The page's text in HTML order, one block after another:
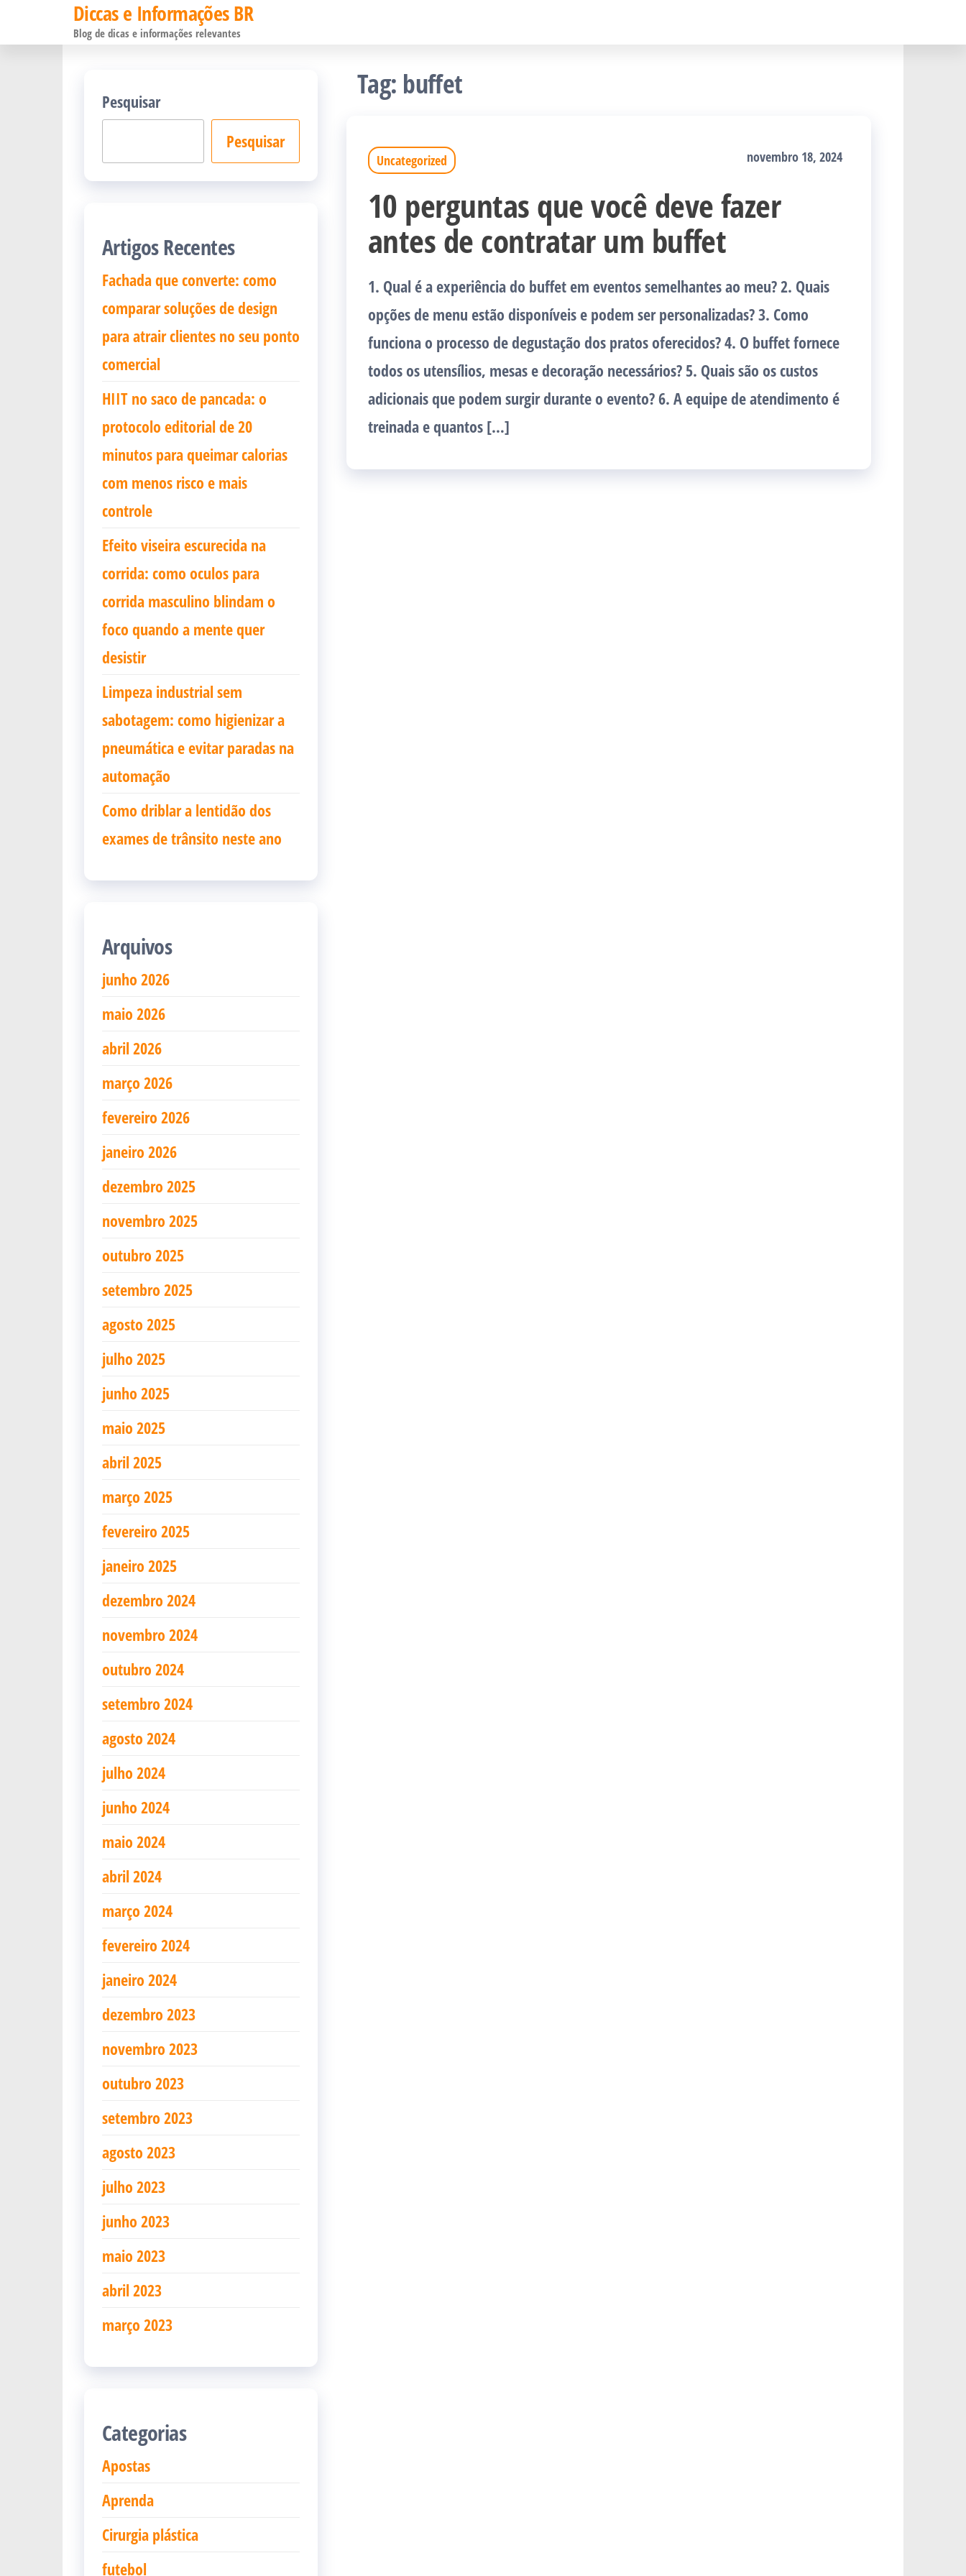
para
Diccas e Informações BR
Blog de dicas e informações relevantes
Tag: buffet
Uncategorized novembro 18, 2024
10 perguntas que você deve fazer
antes de contratar um buffet
1. Qual é a experiência do buffet em eventos semelhantes ao meu? 2. Quais
opções de menu estão disponíveis e podem ser personalizadas? 3. Como
funciona o processo de degustação dos pratos oferecidos? 4. O buffet fornece
todos os utensílios, mesas e decoração necessários? 5. Quais são os custos
adicionais que podem surgir durante o evento? 6. A equipe de atendimento é
treinada e quantos […]
Pesquisar
Pesquisar
Artigos Recentes
Fachada que converte: como
comparar soluções de design
para atrair clientes no seu ponto
comercial
HIIT no saco de pancada: o
protocolo editorial de 20
minutos para queimar calorias
com menos risco e mais
controle
Efeito viseira escurecida na
corrida: como oculos para
corrida masculino blindam o
foco quando a mente quer
desistir
Limpeza industrial sem
sabotagem: como higienizar a
pneumática e evitar paradas na
automação
Como driblar a lentidão dos
exames de trânsito neste ano
Arquivos
junho 2026
maio 2026
abril 2026
março 2026
fevereiro 2026
janeiro 2026
dezembro 2025
novembro 2025
outubro 2025
setembro 2025
agosto 2025
julho 2025
junho 2025
maio 2025
abril 2025
março 2025
fevereiro 2025
janeiro 2025
dezembro 2024
novembro 2024
outubro 2024
setembro 2024
agosto 2024
julho 2024
junho 2024
maio 2024
abril 2024
março 2024
fevereiro 2024
janeiro 2024
dezembro 2023
novembro 2023
outubro 2023
setembro 2023
agosto 2023
julho 2023
junho 2023
maio 2023
abril 2023
março 2023
Categorias
Apostas
Aprenda
Cirurgia plástica
futebol